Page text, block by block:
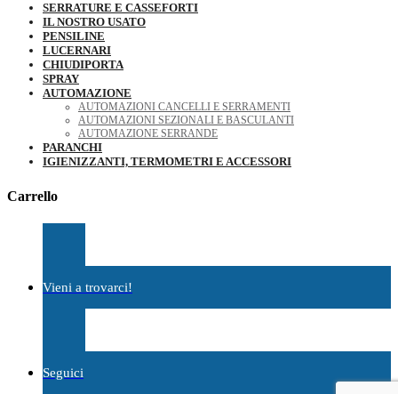
SERRATURE E CASSEFORTI
IL NOSTRO USATO
PENSILINE
LUCERNARI
CHIUDIPORTA
SPRAY
AUTOMAZIONE
AUTOMAZIONI CANCELLI E SERRAMENTI
AUTOMAZIONI SEZIONALI E BASCULANTI
AUTOMAZIONE SERRANDE
PARANCHI
IGIENIZZANTI, TERMOMETRI E ACCESSORI
Carrello
Vieni a trovarci!
Seguici